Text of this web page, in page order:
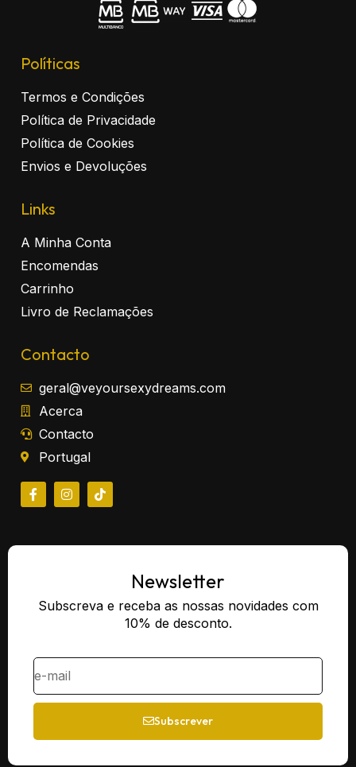
Políticas
Termos e Condições
Política de Privacidade
Política de Cookies
Envios e Devoluções
Links
A Minha Conta
Encomendas
Carrinho
Livro de Reclamações
Contacto
geral@veyoursexydreams.com
Acerca
Contacto
Portugal
Newsletter
Subscreva e receba as nossas novidades com
10% de desconto.
Subscrever